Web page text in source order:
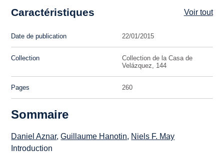
Caractéristiques Voir tout
Date de publication 22/01/2015
Collection
Collection de la Casa de
Velázquez, 144
Pages 260
Sommaire
Daniel Aznar,Guillaume Hanotin, Niels F. May
Introduction